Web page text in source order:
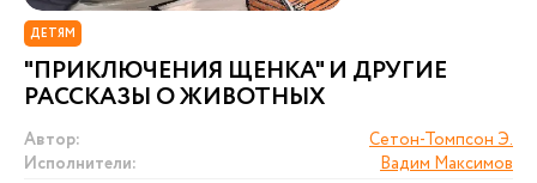
ДЕТЯМ
"ПРИКЛЮЧЕНИЯ ЩЕНКА" И ДРУГИЕ
РАССКАЗЫ О ЖИВОТНЫХ
Автор:
Сетон-Томпсон Э.
Исполнители:
Вадим Максимов